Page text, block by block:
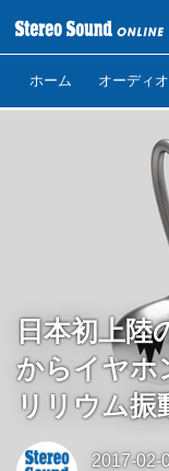
ホーム オーディオ
日本初上陸
からイヤホ
リリウム振
2017-02-